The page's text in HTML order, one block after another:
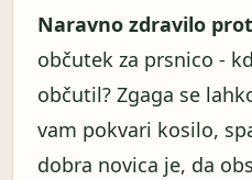
Naravno zdravilo
občutek za prsnico -
občutil? Zgaga se
vam pokvari kosilo,
dobra novica je, da